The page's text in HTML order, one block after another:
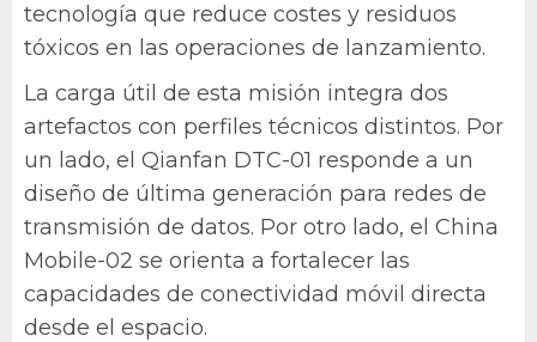
tecnología que reduce costes y residuos
tóxicos en las operaciones de lanzamiento.
La carga útil de esta misión integra dos
artefactos con perfiles técnicos distintos. Por
un lado, el Qianfan DTC-01 responde a un
diseño de última generación para redes de
transmisión de datos. Por otro lado, el China
Mobile-02 se orienta a fortalecer las
capacidades de conectividad móvil directa
desde el espacio.